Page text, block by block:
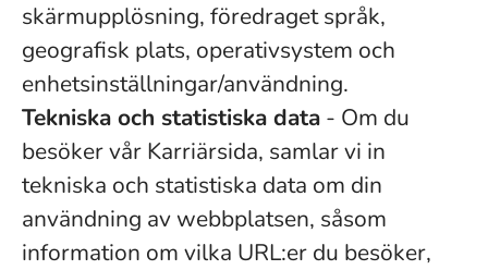
skärmupplösning, föredraget språk,
geografisk plats, operativsystem och
enhetsinställningar/användning.
Tekniska och statistiska data - Om du
besöker vår Karriärsida, samlar vi in
tekniska och statistiska data om din
användning av webbplatsen, såsom
information om vilka URL:er du besöker,